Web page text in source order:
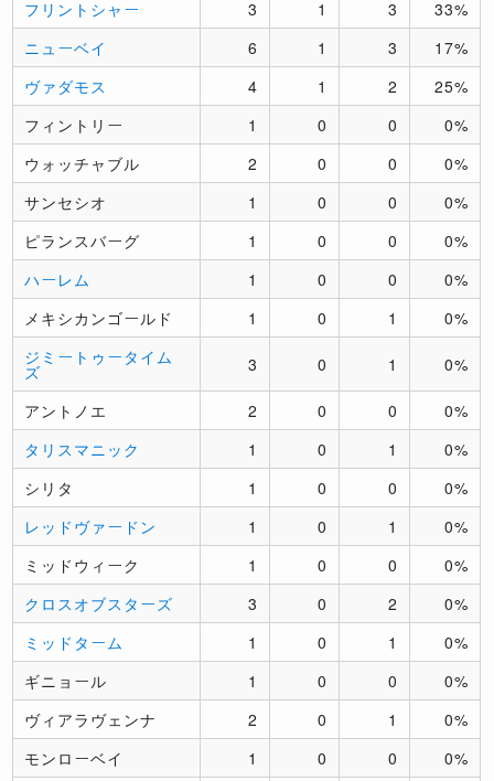
フリントシャー 3 1 3
33%
ニューベイ
6 1 3
17%
ヴァダモス
4 1 2
25%
フィントリー
1 0 0
0%
ウォッチャブル
2 0 0
0%
サンセシオ
1 0 0
0%
ピランスバーグ
1 0 0
0%
ハーレム
1 0 0
0%
メキシカンゴールド
1 0 1
0%
ジミートゥータイム
ズ 3 0 1 0%
アントノエ 2 0 0
0%
タリスマニック
1 0 1
0%
シリタ
1 0 0
0%
レッドヴァードン
1 0 1
0%
ミッドウィーク
1 0 0
0%
クロスオブスターズ
3 0 2
0%
ミッドターム
1 0 1
0%
ギニョール
1 0 0
0%
ヴィアラヴェンナ
2 0 1
0%
モンローベイ
1 0 0
0%